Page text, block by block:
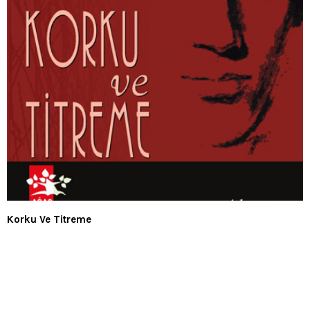
Korku Ve Titreme